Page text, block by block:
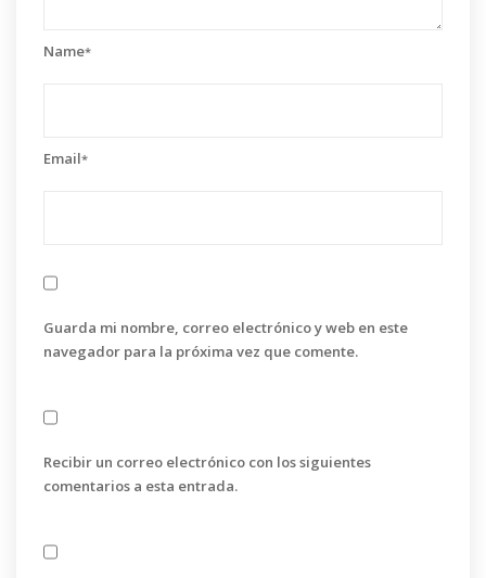
Name*
Email*
Guarda mi nombre, correo electrónico y web en este
navegador para la próxima vez que comente.
Recibir un correo electrónico con los siguientes
comentarios a esta entrada.